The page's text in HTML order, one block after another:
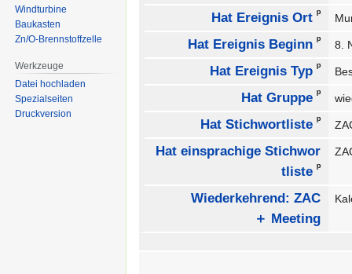
Hat Ereignis Ort ᵖ
Hat Ereignis Beginn ᵖ 8.
Hat Ereignis Typ ᵖ
Hat Gruppe ᵖ
Hat Stichwortliste ᵖ
Hat einsprachige Stichwor
tliste ᵖ
Wiederkehrend: ZAC
＋ Meeting
Windturbine
Baukasten
Zn/O-Brennstoffzelle
Werkzeuge
Datei hochladen
Spezialseiten
Druckversion